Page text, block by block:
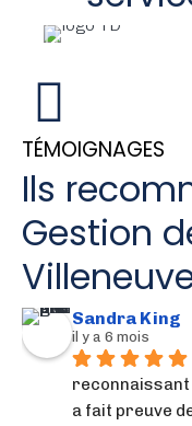
TÉMOIGNAGES
Ils
Gestion
Sandra King
il y a 6 mois
reconnaissant
a fait preuve